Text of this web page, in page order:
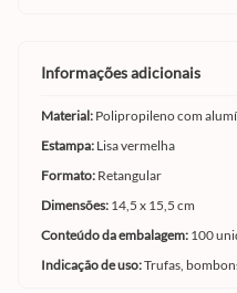
informações adicionais
Material: Polipropileno com
Estampa: Lisa vermelha
Formato: Retangular
Dimensões: 14,5 x 15,5 cm
Conteúdo da embalagem: 100
Indicação de uso:Trufas,